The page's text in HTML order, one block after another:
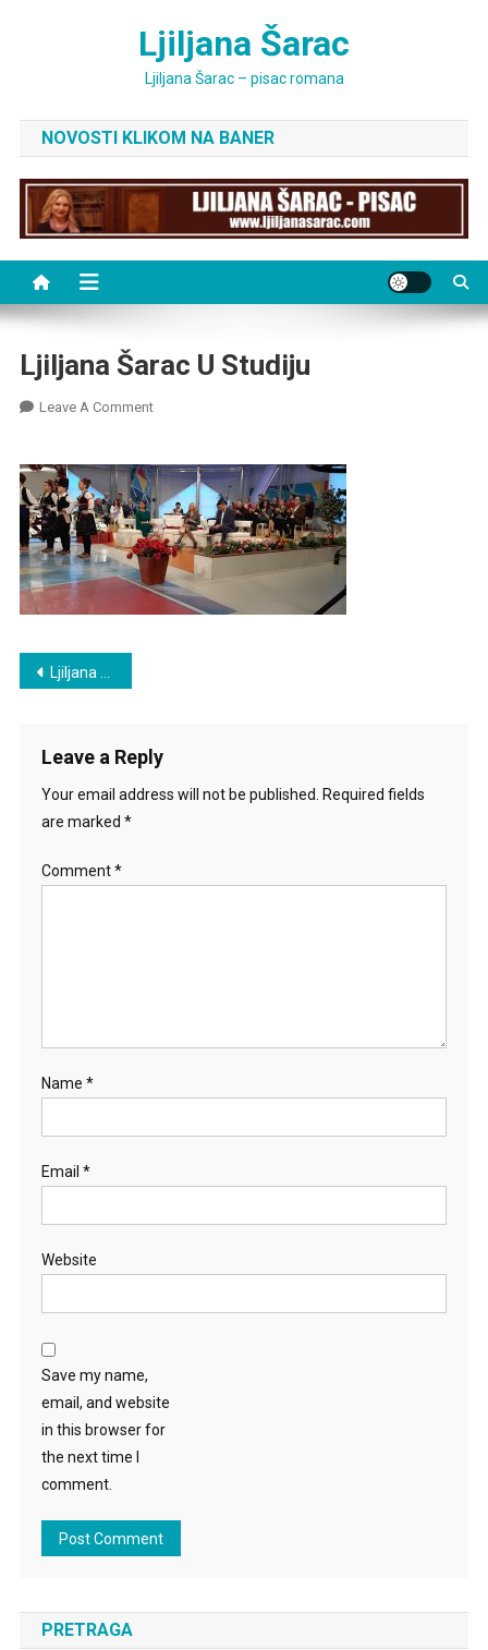
Ljiljana Šarac
Ljiljana Šarac – pisac romana
NOVOSTI KLIKOM NA BANER
Ljiljana Šarac U Studiju
Leave A CommentOn
U
Studiju
Post
Ljiljana Šarac u ,,Šarenici” na RTS-u
Leave a Reply
Your email address will not be published.
Required fields
are marked *
Comment*
Name *
Email *
Website
Save my name,
email, and website
in this browser for
the next time I
comment.
PRETRAGA